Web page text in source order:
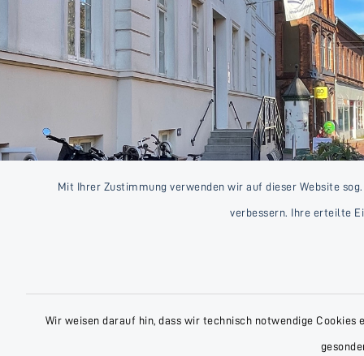
Mit Ihrer Zustimmung verwenden wir auf dieser Website
verbessern. Ihre erteilte
Wir weisen darauf hin, dass wir technisch notwendige